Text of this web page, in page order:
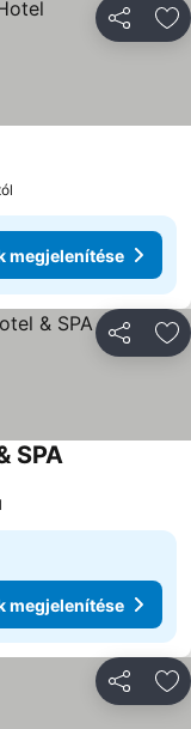
megjelenítése
SPA
megjelenítése